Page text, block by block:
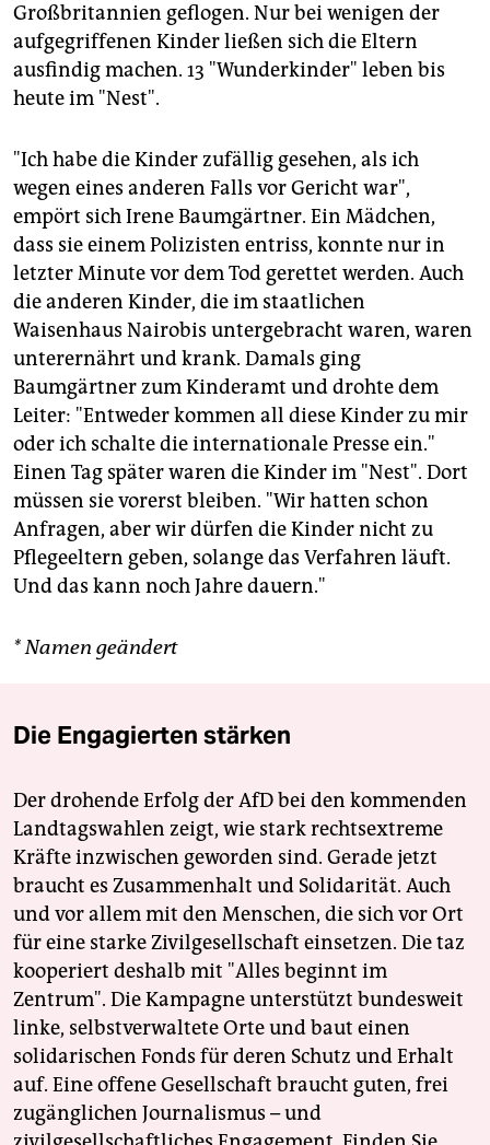
Großbritannien geflogen. Nur bei wenigen der
aufgegriffenen Kinder ließen sich die Eltern
ausfindig machen. 13 "Wunderkinder" leben bis
heute im "Nest".
"Ich habe die Kinder zufällig gesehen, als ich
wegen eines anderen Falls vor Gericht war",
empört sich Irene Baumgärtner. Ein Mädchen,
dass sie einem Polizisten entriss, konnte nur in
letzter Minute vor dem Tod gerettet werden. Auch
die anderen Kinder, die im staatlichen
Waisenhaus Nairobis untergebracht waren, waren
unterernährt und krank. Damals ging
Baumgärtner zum Kinderamt und drohte dem
Leiter: "Entweder kommen all diese Kinder zu mir
oder ich schalte die internationale Presse ein."
Einen Tag später waren die Kinder im "Nest". Dort
müssen sie vorerst bleiben. "Wir hatten schon
Anfragen, aber wir dürfen die Kinder nicht zu
Pflegeeltern geben, solange das Verfahren läuft.
Und das kann noch Jahre dauern."
* Namen geändert
Die Engagierten stärken
Der drohende Erfolg der AfD bei den kommenden
Landtagswahlen zeigt, wie stark rechtsextreme
Kräfte inzwischen geworden sind. Gerade jetzt
braucht es Zusammenhalt und Solidarität. Auch
und vor allem mit den Menschen, die sich vor Ort
für eine starke Zivilgesellschaft einsetzen. Die taz
kooperiert deshalb mit "Alles beginnt im
Zentrum". Die Kampagne unterstützt bundesweit
linke, selbstverwaltete Orte und baut einen
solidarischen Fonds für deren Schutz und Erhalt
auf. Eine offene Gesellschaft braucht guten, frei
zugänglichen Journalismus – und